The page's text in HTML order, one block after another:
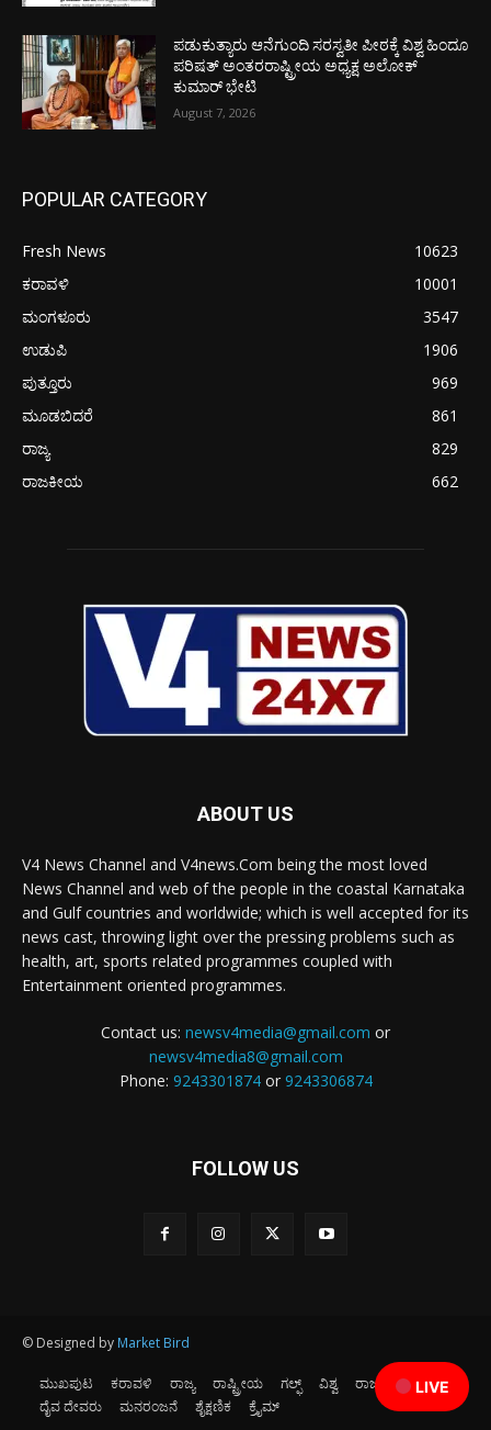
LIVE
ಪಡುಕುತ್ಯಾರು ಆನೆಗುಂದಿ ಸರಸ್ವತೀ ಪೀಠಕ್ಕೆ ವಿಶ್ವ ಹಿಂದೂ
ಪರಿಷತ್ ಅಂತರರಾಷ್ಟ್ರೀಯ ಅಧ್ಯಕ್ಷ ಅಲೋಕ್
ಕುಮಾರ್ ಭೇಟಿ
August 7, 2026
POPULAR CATEGORY
Fresh News
10623
ಕರಾವಳಿ
10001
ಮಂಗಳೂರು
3547
ಉಡುಪಿ
1906
ಪುತ್ತೂರು
969
ಮೂಡಬಿದರೆ
861
ರಾಜ್ಯ
829
ರಾಜಕೀಯ
662
ABOUT US
V4 News Channel and V4news.Com being the most loved
News Channel and web of the people in the coastal Karnataka
and Gulf countries and worldwide; which is well accepted for its
news cast, throwing light over the pressing problems such as
health, art, sports related programmes coupled with
Entertainment oriented programmes.
Contact us: newsv4media@gmail.com or
newsv4media8@gmail.com
Phone: 9243301874or 9243306874
FOLLOW US
© Designed by Market Bird
ಮುಖಪುಟ ಕರಾವಳಿ ರಾಜ್ಯ ರಾಷ್ಟ್ರೀಯ ಗಲ್ಫ್ ವಿಶ್ವ ರಾಜಕೀಯ
ಕ್ರೀಡೆ
ದೈವ ದೇವರು
ಮನರಂಜನೆ ಶೈಕ್ಷಣಿಕ ಕ್ರೈಮ್